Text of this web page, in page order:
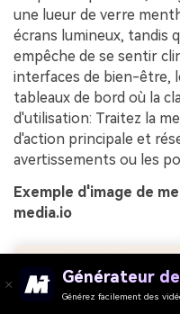
une lueur de verre
écrans lumineux, tandis
empêche de se sentir
interfaces de bien-être,
tableaux de bord où la
d'utilisation: Traitez la
d'action principale et
avertissements ou les
Exemple d'image de
media.io
Générateur
Générez facilement des